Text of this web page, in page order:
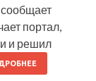
портал,
и решил